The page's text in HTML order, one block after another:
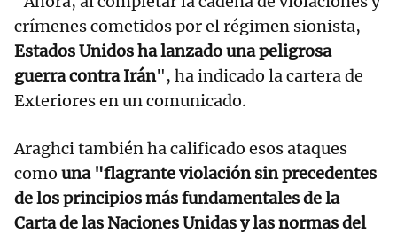
crímenes cometidos por el régimen sionista,
Estados Unidos ha lanzado una peligrosa
guerra contra Irán", ha indicado la cartera de
Exteriores en un comunicado.
Araghci también ha calificado esos ataques
como una "flagrante violación sin precedentes
de los principios más fundamentales de la
Carta de las Naciones Unidas y las normas del